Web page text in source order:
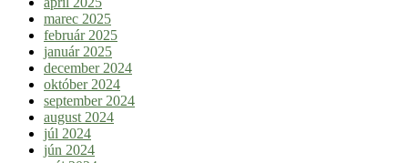
marec 2025
február 2025
január 2025
december 2024
október 2024
september 2024
august 2024
júl 2024
jún 2024